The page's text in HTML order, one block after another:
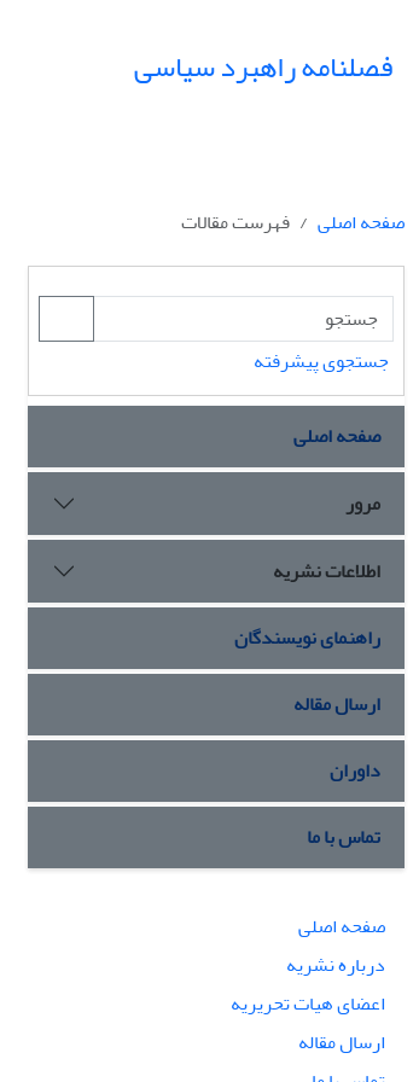
فصلنامه راهبرد سیاسی
صفحه اصلی
فهرست مقالات
جستجوی پیشرفته
صفحه اصلی
مرور
اطلاعات نشریه
راهنمای نویسندگان
ارسال مقاله
داوران
تماس با ما
صفحه اصلی
درباره نشریه
اعضای هیات تحریریه
ارسال مقاله